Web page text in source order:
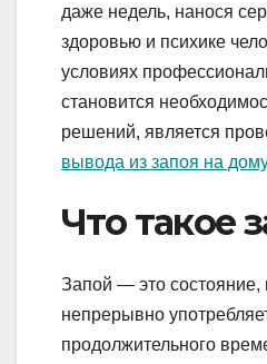
даже недель, нанося
здоровью и психике
условиях
становится
решений, является
вывода из запоя на
Что такое
Запой — это состояние,
непрерывно
продолжительного